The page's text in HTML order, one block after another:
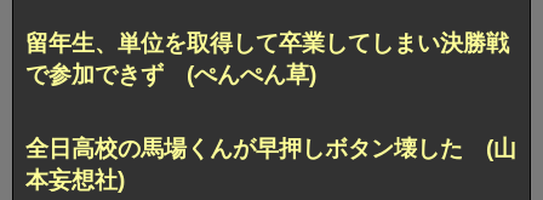
留年生、単位を取得して卒業してしまい決勝戦
で参加できず (ぺんぺん草)
全日高校の馬場くんが早押しボタン壊した (山
本妄想社)